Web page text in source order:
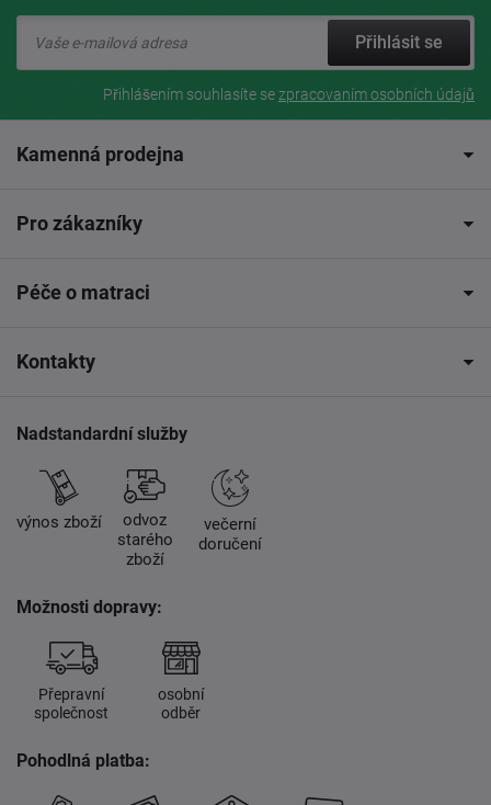
Přihlásit se
Přihlášením souhlasíte sezpracovaním osobních údajů
Kamenná prodejna
Pro zákazníky
Péče o matraci
Kontakty
Nadstandardní služby
výnos zboží
odvoz
starého
zboží
večerní
doručení
Možnosti dopravy:
Přepravní
společnost
osobní
odběr
Pohodlná platba: